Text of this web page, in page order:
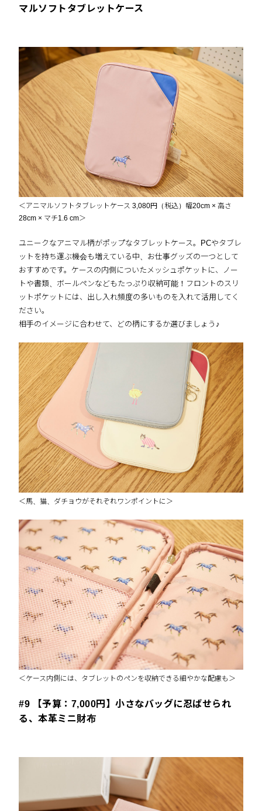
マルソフトタブレットケース
＜アニマルソフトタブレットケース 3,080円（税込）幅20cm × 高さ
28cm × マチ1.6 cm＞
ユニークなアニマル柄がポップなタブレットケース。PCやタブレ
ットを持ち運ぶ機会も増えている中、お仕事グッズの一つとして
おすすめです。ケースの内側についたメッシュポケットに、ノー
トや書類、ボールペンなどもたっぷり収納可能！フロントのスリ
ットポケットには、出し入れ頻度の多いものを入れて活用してく
ださい。
相手のイメージに合わせて、どの柄にするか選びましょう♪
＜馬、猫、ダチョウがそれぞれワンポイントに＞
＜ケース内側には、タブレットのペンを収納できる細やかな配慮も＞
#9 【予算：7,000円】小さなバッグに忍ばせられ
る、本革ミニ財布